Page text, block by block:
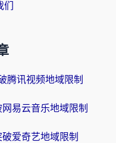
腾讯视频地域限制
易云音乐地域限制
爱奇艺地域限制